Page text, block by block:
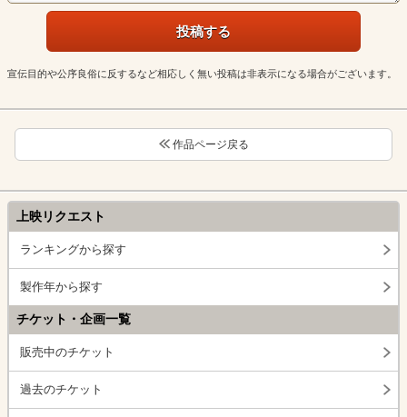
宣伝目的や公序良俗に反するなど相応しく無い投稿は非表示になる場合がございます。
作品ページ戻る
上映リクエスト
ランキングから探す
製作年から探す
チケット・企画一覧
販売中のチケット
過去のチケット